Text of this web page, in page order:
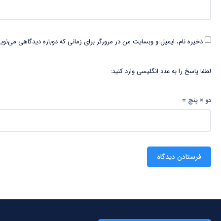
ذخیره نام، ایمیل و وبسایت من در مرورگر برای زمانی که دوباره دیدگاهی
لطفا پاسخ را به عدد انگلیسی وارد کنید:
دو × پنج =